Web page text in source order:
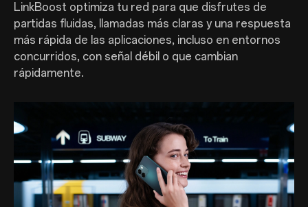
LinkBoost optimiza tu red para que disfrutes de
partidas fluidas, llamadas más claras y una respuesta
más rápida de las aplicaciones, incluso en entornos
concurridos, con señal débil o que cambian
rápidamente.